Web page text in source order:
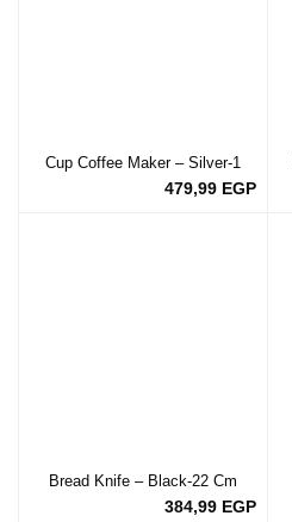
Cup Coffee Maker – Silver-1
479,99 EGP
Bread Knife – Black-22 Cm
384,99 EGP